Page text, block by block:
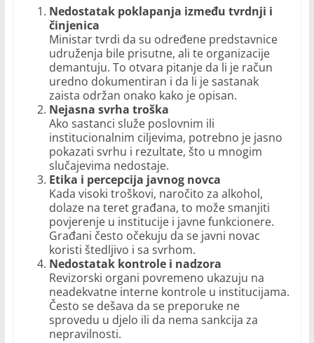
Nedostatak poklapanja između tvrdnji i
činjenica
Ministar tvrdi da su određene predstavnice
udruženja bile prisutne, ali te organizacije
demantuju. To otvara pitanje da li je račun
uredno dokumentiran i da li je sastanak
zaista održan onako kako je opisan.
Nejasna svrha troška
Ako sastanci služe poslovnim ili
institucionalnim ciljevima, potrebno je jasno
pokazati svrhu i rezultate, što u mnogim
slučajevima nedostaje.
Etika i percepcija javnog novca
Kada visoki troškovi, naročito za alkohol,
dolaze na teret građana, to može smanjiti
povjerenje u institucije i javne funkcionere.
Građani često očekuju da se javni novac
koristi štedljivo i sa svrhom.
Nedostatak kontrole i nadzora
Revizorski organi povremeno ukazuju na
neadekvatne interne kontrole u institucijama.
Često se dešava da se preporuke ne
sprovedu u djelo ili da nema sankcija za
nepravilnosti.